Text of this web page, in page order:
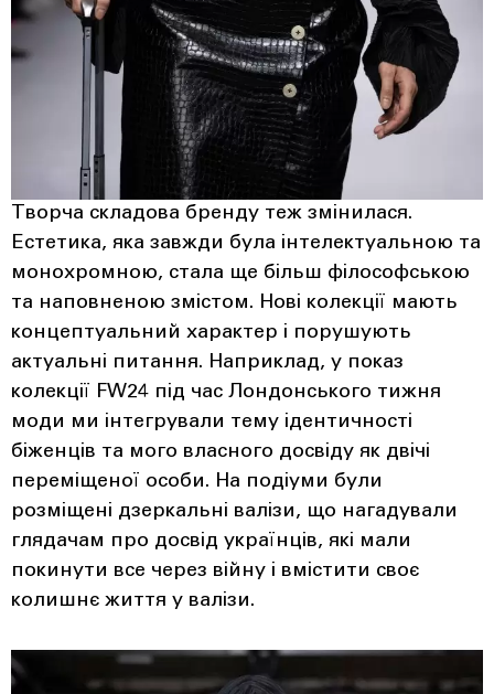
Творча складова бренду теж змінилася.
Естетика, яка завжди була інтелектуальною та
монохромною, стала ще більш філософською
та наповненою змістом. Нові колекції мають
концептуальний характер і порушують
актуальні питання. Наприклад, у показ
колекції FW24 під час Лондонського тижня
моди ми інтегрували тему ідентичності
біженців та мого власного досвіду як двічі
переміщеної особи. На подіуми були
розміщені дзеркальні валізи, що нагадували
глядачам про досвід українців, які мали
покинути все через війну і вмістити своє
колишнє життя у валізи.